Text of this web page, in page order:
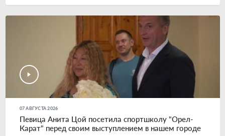
07 АВГУСТА 2026
Певица Анита Цой посетила спортшколу "Орел-
Карат" перед своим выступлением в нашем городе